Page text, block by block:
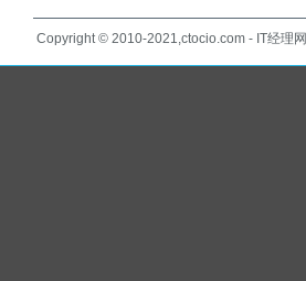
Copyright © 2010-2021,ctocio.com - IT经理网